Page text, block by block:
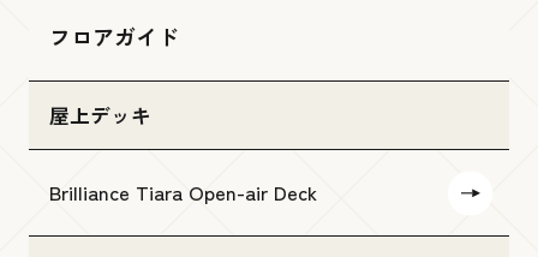
フロアガイド
屋上デッキ
Brilliance Tiara Open-air Deck